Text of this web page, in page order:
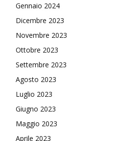
Gennaio 2024
Dicembre 2023
Novembre 2023
Ottobre 2023
Settembre 2023
Agosto 2023
Luglio 2023
Giugno 2023
Maggio 2023
Aprile 2023